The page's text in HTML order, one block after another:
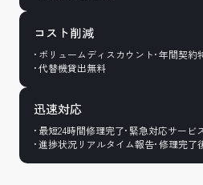
コスト削減
ボリュームディスカウント 年間契約
代替機貸出無料
迅速対応
最短24時間修理完了 緊急対応サービ
進捗状況リアルタイム報告 修理完了